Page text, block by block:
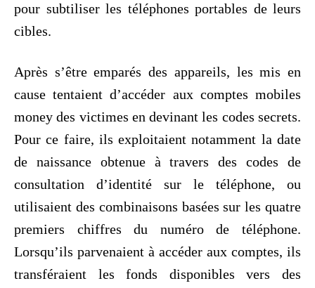
pour subtiliser les téléphones portables de leurs
cibles.
Après s’être emparés des appareils, les mis en
cause tentaient d’accéder aux comptes mobiles
money des victimes en devinant les codes secrets.
Pour ce faire, ils exploitaient notamment la date
de naissance obtenue à travers des codes de
consultation d’identité sur le téléphone, ou
utilisaient des combinaisons basées sur les quatre
premiers chiffres du numéro de téléphone.
Lorsqu’ils parvenaient à accéder aux comptes, ils
transféraient les fonds disponibles vers des